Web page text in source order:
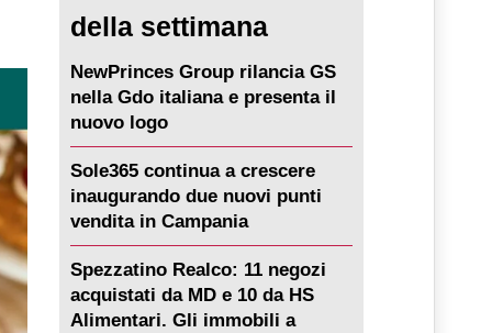
della settimana
NewPrinces Group rilancia GS
nella Gdo italiana e presenta il
nuovo logo
Sole365 continua a crescere
inaugurando due nuovi punti
vendita in Campania
Spezzatino Realco: 11 negozi
acquistati da MD e 10 da HS
Alimentari. Gli immobili a